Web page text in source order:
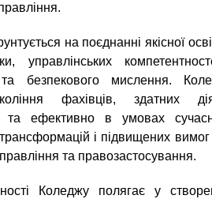
на поєднанні якісної
управлінських
та безпекового мислення.
фахівців, здатних
та ефективно в умовах
трансформацій і підвищених
та правозастосування.
Коледжу полягає у